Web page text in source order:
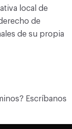
local de
de
de su propia
Escríbanos